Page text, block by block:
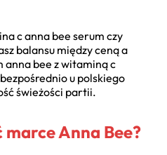
c anna bee serum czy
balansu między ceną a
anna bee z witaminą c
u polskiego
świeżości partii.
Anna Bee?